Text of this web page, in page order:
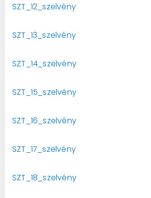
SZT_12_szelvény
SZT_13_szelvény
SZT_14_szelvény
SZT_15_szelvény
SZT_16_szelvény
SZT_17_szelvény
SZT_18_szelvény